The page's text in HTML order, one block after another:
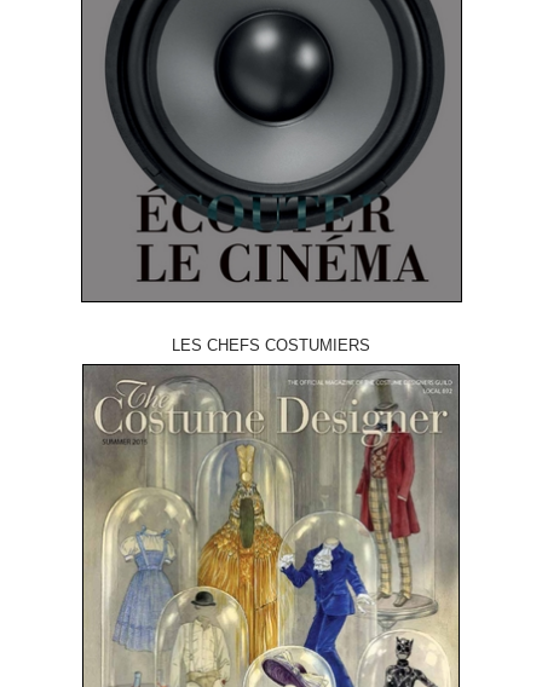
LES CHEFS COSTUMIERS